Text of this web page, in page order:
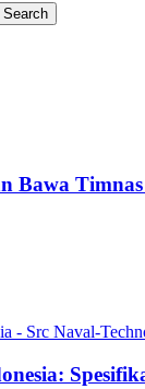
Bawa